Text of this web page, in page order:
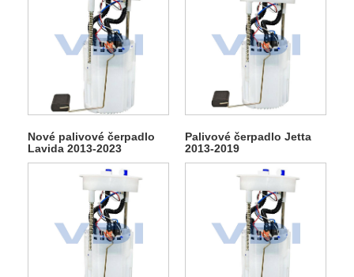
Nové palivové čerpadlo
Lavida 2013-2023
Palivové čerpadlo Jetta
2013-2019